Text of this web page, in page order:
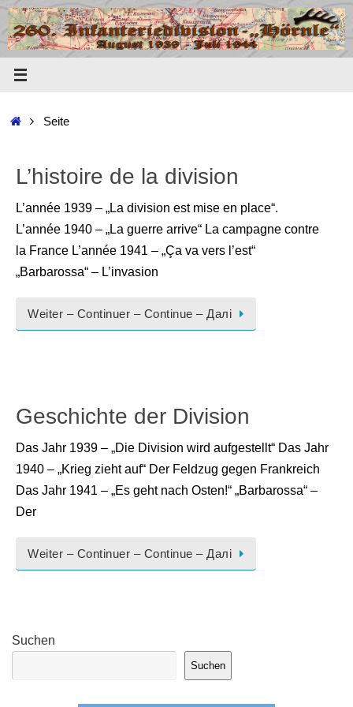
Zum
Inhalt
springen
StartSeite
L’histoire de la division
L’année 1939 – „La division est mise en place“.
L’année 1940 – „La guerre arrive“ La campagne contre
la France L’année 1941 – „Ça va vers l’est“
„Barbarossa“ – L’invasion
Weiter – Continuer – Continue – Далі
Geschichte der Division
Das Jahr 1939 – „Die Division wird aufgestellt“ Das Jahr
1940 – „Krieg zieht auf“ Der Feldzug gegen Frankreich
Das Jahr 1941 – „Es geht nach Osten!“ „Barbarossa“ –
Der
Weiter – Continuer – Continue – Далі
Suchen
Suchen